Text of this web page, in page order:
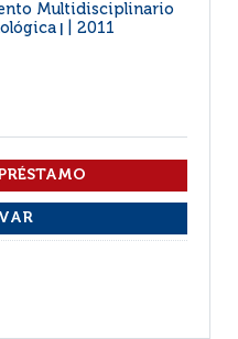
Multidisciplinario
2011